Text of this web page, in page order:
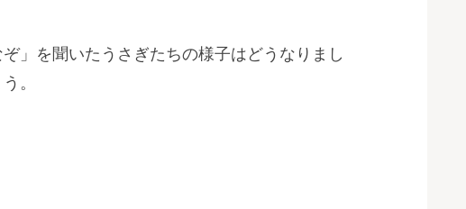
」を聞いたうさぎたちの様子はどうなりまし
。